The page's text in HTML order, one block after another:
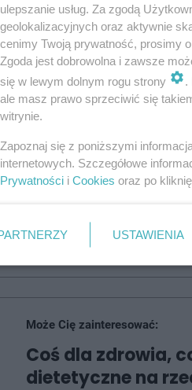
Sekcji Wolontariatu -
Handlowej.
Może Cię zainteresować:
Podaruj uśmiech
W Tarnowskich
maluchów
Urszula Ważna
Może Cię zainteresować:
Coś dla zdrowia,
dietetyczne na
ulepszanie usług. Za zgodą
geolokalizacyjnych oraz aktywnie
cenimy Twoją prywatność, prosimy
Zgoda jest dobrowolna i zawsze
się w lewym dolnym rogu strony
.
ale masz prawo sprzeciwić się
witrynie.
Zapoznaj się z poniższymi
internetowych. Szczegółowe
Prywatności i Cookies oraz po
USTAWIENIA